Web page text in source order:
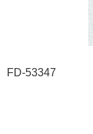
FD-53347